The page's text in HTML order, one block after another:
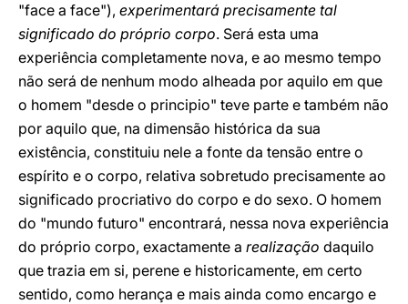
"face a face"), experimentará precisamente tal
significado do próprio corpo. Será esta uma
experiência completamente nova, e ao mesmo tempo
não será de nenhum modo alheada por aquilo em que
o homem "desde o principio" teve parte e também não
por aquilo que, na dimensão histórica da sua
existência, constituiu nele a fonte da tensão entre o
espírito e o corpo, relativa sobretudo precisamente ao
significado procriativo do corpo e do sexo. O homem
do "mundo futuro" encontrará, nessa nova experiência
do próprio corpo, exactamente a realização daquilo
que trazia em si, perene e historicamente, em certo
sentido, como herança e mais ainda como encargo e